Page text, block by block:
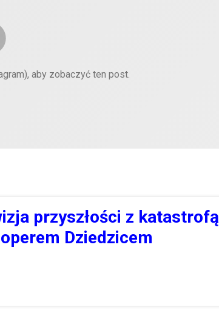
aby zobaczyć ten post.
przyszłości z katastrofą
Dziedzicem